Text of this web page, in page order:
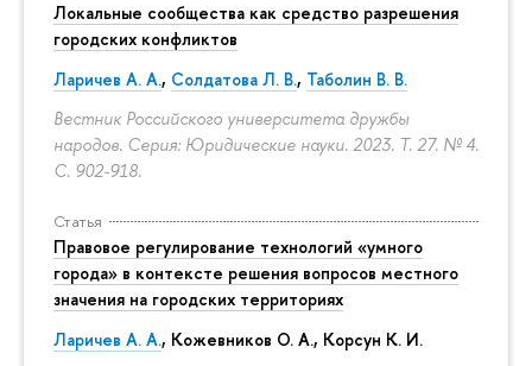
Локальные сообщества как средство разрешения
городских конфликтов
Ларичев А. А., Солдатова Л. В., Таболин В. В.
Вестник Российского университета дружбы
народов. Серия: Юридические науки. 2023. Т. 27. № 4.
С. 902-918.
Статья
Правовое регулирование технологий «умного
города» в контексте решения вопросов местного
значения на городских территориях
Ларичев А. А., Кожевников О. А., Корсун К. И.